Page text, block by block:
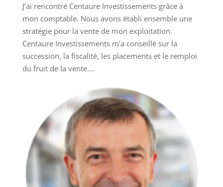
J’ai rencontré Centaure Investissements grâce à
mon comptable. Nous avons établi ensemble une
stratégie pour la vente de mon exploitation.
Centaure Investissements m’a conseillé sur la
succession, la fiscalité, les placements et le remploi
du fruit de la vente....